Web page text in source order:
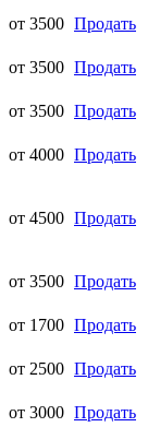
от 3500 Продать
от 3500 Продать
от 3500 Продать
от 4000 Продать
от 4500 Продать
от 3500 Продать
от 1700 Продать
от 2500 Продать
от 3000 Продать